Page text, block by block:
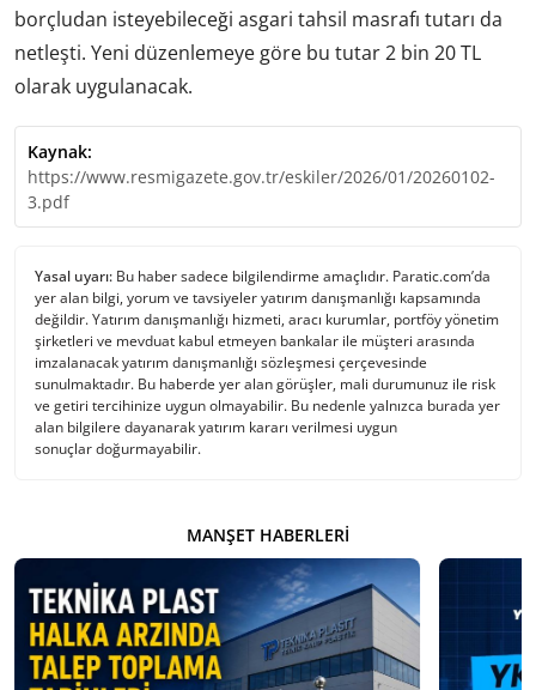
borçludan isteyebileceği asgari tahsil masrafı tutarı da
netleşti. Yeni düzenlemeye göre bu tutar 2 bin 20 TL
olarak uygulanacak.
Kaynak:
https://www.resmigazete.gov.tr/eskiler/2026/01/20260102-
3.pdf
Yasal uyarı: Bu haber sadece bilgilendirme amaçlıdır. Paratic.com’da
yer alan bilgi, yorum ve tavsiyeler yatırım danışmanlığı kapsamında
değildir. Yatırım danışmanlığı hizmeti, aracı kurumlar, portföy yönetim
şirketleri ve mevduat kabul etmeyen bankalar ile müşteri arasında
imzalanacak yatırım danışmanlığı sözleşmesi çerçevesinde
sunulmaktadır. Bu haberde yer alan görüşler, mali durumunuz ile risk
ve getiri tercihinize uygun olmayabilir. Bu nedenle yalnızca burada yer
alan bilgilere dayanarak yatırım kararı verilmesi uygun
sonuçlar doğurmayabilir.
MANŞET HABERLERI